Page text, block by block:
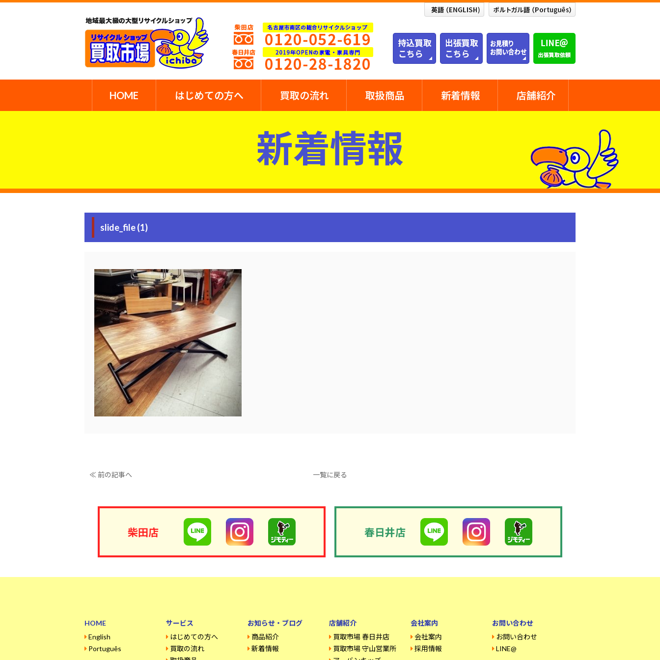
HOME はじめての方へ 買取の流れ 取扱商品 新着情報 店舗紹介
新着情報
slide_file (1)
≪ 前の記事へ 一覧に戻る
柴田店 春日井店
HOME
English
Português
サービス
はじめての方へ
買取の流れ
お知らせ・ブログ
商品紹介
新着情報
店舗紹介
買取市場 春日井店
買取市場 守山営業所
会社案内
会社案内
採用情報
お問い合わせ
お問い合わせ
LINE@